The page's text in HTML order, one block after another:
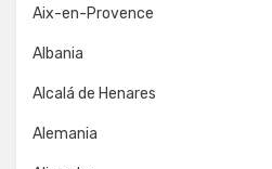
Aix-en-Provence
Albania
Alcalá de Henares
Alemania